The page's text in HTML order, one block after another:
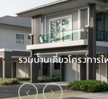
รวมบ้านเดี่ยวโครงการ